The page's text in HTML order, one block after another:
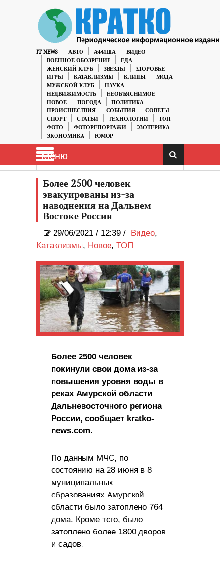
IT NEWS АВТО АФИША
ВИДЕО
ВОЕННОЕ ОБОЗРЕНИЕ
ЕДА
ЖЕНСКИЙ КЛУБ
ЗВЕЗДЫ
ЗДОРОВЬЕ
ИГРЫ
КАТАКЛИЗМЫ КЛИПЫ
МОДА
МУЖСКОЙ КЛУБ
НАУКА
НЕДВИЖИМОСТЬ
НЕОБЪЯСНИМОЕ
НОВОЕ
ПОГОДА
ПОЛИТИКА
ПРОИСШЕСТВИЯ
СОБЫТИЯ
СОВЕТЫ
СПОРТ
СТАТЬИ ТЕХНОЛОГИИ
ТОП
ФОТО
ФОТОРЕПОРТАЖИ
ЭЗОТЕРИКА
ЭКОНОМИКА
ЮМОР
Меню
Более 2500 человек
эвакуированы из-за
наводнения на Дальнем
Востоке России
29/06/2021 / 12:39 / Видео,
Катаклизмы, Новое, ТОП
Более 2500 человек
покинули свои дома из-за
повышения уровня воды в
реках Амурской области
Дальневосточного региона
России, сообщает kratko-
news.com.
По данным МЧС, по
состоянию на 28 июня в 8
муниципальных
образованиях Амурской
области было затоплено 764
дома. Кроме того, было
затоплено более 1800 дворов
и садов.